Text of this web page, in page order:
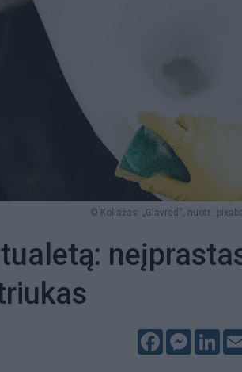
© Koliažas: „Glavred“, nuotr.:
Facebook